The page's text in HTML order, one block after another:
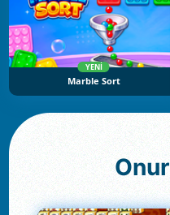
YENI
Marble Sort
Onur